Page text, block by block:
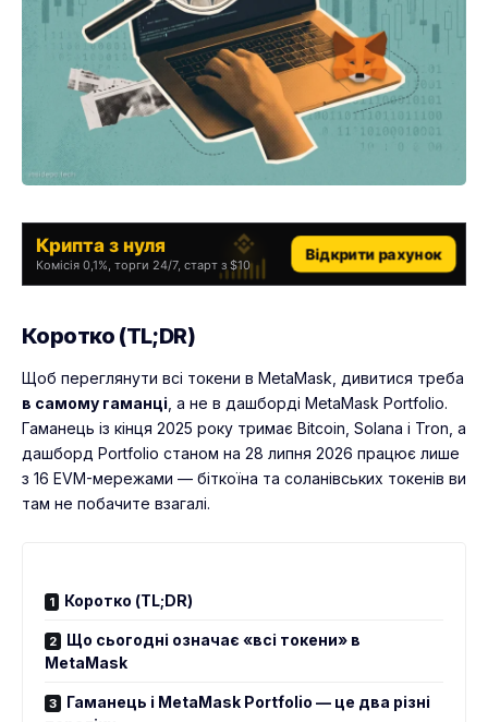
Крипта з нуля
Комісія 0,1%, торги 24/7, старт з $10
Відкрити рахунок
Коротко (TL;DR)
Щоб переглянути всі токени в MetaMask, дивитися треба
в самому гаманці , а не в дашборді MetaMask Portfolio.
Гаманець із кінця 2025 року тримає Bitcoin, Solana і Tron, а
дашборд Portfolio станом на 28 липня 2026 працює лише
з 16 EVM-мережами — біткоїна та соланівських токенів ви
там не побачите взагалі.
Коротко (TL;DR)
Що сьогодні означає «всі токени» в
MetaMask
Гаманець і MetaMask Portfolio — це два різні